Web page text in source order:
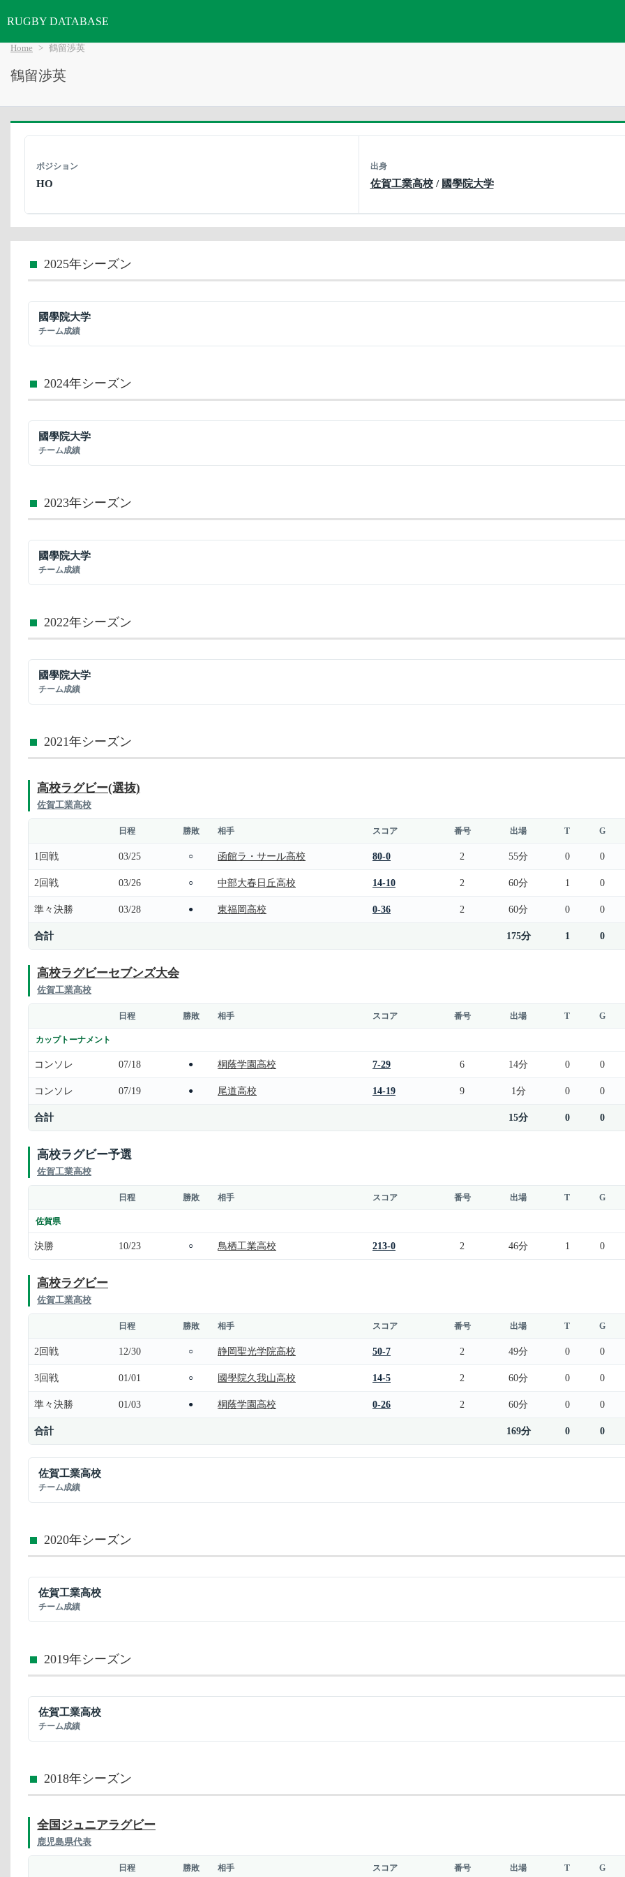
RUGBY DATABASE
Home 鶴留渉英
鶴留渉英
ポジション
HO
出身
佐賀工業高校/ 國學院大学
2025年シーズン
國學院大学
チーム成績
2024年シーズン
國學院大学
チーム成績
2023年シーズン
國學院大学
チーム成績
2022年シーズン
國學院大学
チーム成績
2021年シーズン
高校ラグビー(選抜)
佐賀工業高校
日程 勝敗 相手 スコア 番号 出場 T G
1回戦 03/25 ○ 函館ラ・サール高校 80-0 2 55分 0 0
2回戦 03/26 ○ 中部大春日丘高校 14-10 2 60分 1 0
準々決勝 03/28 ● 東福岡高校 0-36 2 60分 0 0
合計 175分 1 0
高校ラグビーセブンズ大会
佐賀工業高校
日程 勝敗 相手 スコア 番号 出場 T G
カップトーナメント
コンソレ 07/18 ● 桐蔭学園高校 7-29 6 14分 0 0
コンソレ 07/19 ● 尾道高校 14-19 9 1分 0 0
合計 15分 0 0
高校ラグビー予選
佐賀工業高校
日程 勝敗 相手 スコア 番号 出場 T G
佐賀県
決勝 10/23 ○ 鳥栖工業高校 213-0 2 46分 1 0
高校ラグビー
佐賀工業高校
日程 勝敗 相手 スコア 番号 出場 T G
2回戦 12/30 ○ 静岡聖光学院高校 50-7 2 49分 0 0
3回戦 01/01 ○ 國學院久我山高校 14-5 2 60分 0 0
準々決勝 01/03 ● 桐蔭学園高校 0-26 2 60分 0 0
合計 169分 0 0
佐賀工業高校
チーム成績
2020年シーズン
佐賀工業高校
チーム成績
2019年シーズン
佐賀工業高校
チーム成績
2018年シーズン
全国ジュニアラグビー
鹿児島県代表
日程 勝敗 相手 スコア 番号 出場 T G